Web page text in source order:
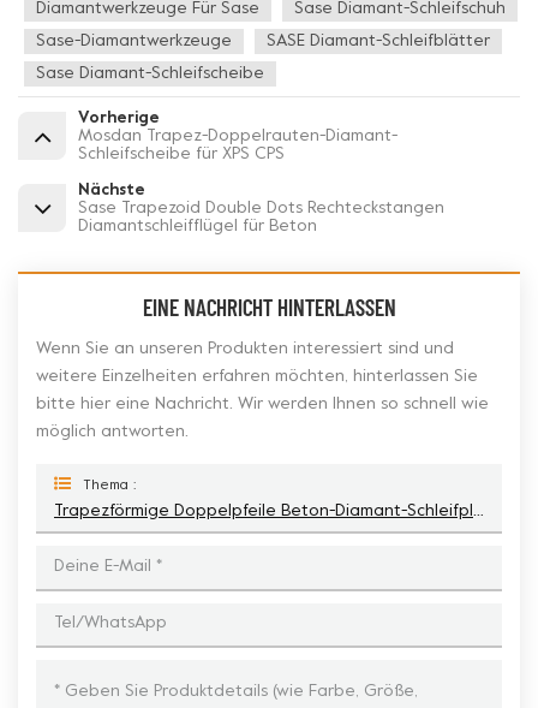
Diamantwerkzeuge Für Sase
Sase Diamant-Schleifschuh
Sase-Diamantwerkzeuge SASE Diamant-Schleifblätter
Sase Diamant-Schleifscheibe
Vorherige
Mosdan Trapez-Doppelrauten-Diamant-
Schleifscheibe für XPS CPS
Nächste
Sase Trapezoid Double Dots Rechteckstangen
Diamantschleifflügel für Beton
EINE NACHRICHT HINTERLASSEN
Wenn Sie an unseren Produkten interessiert sind und
weitere Einzelheiten erfahren möchten, hinterlassen Sie
bitte hier eine Nachricht. Wir werden Ihnen so schnell wie
möglich antworten.
Thema :
Trapezförmige Doppelpfeile Beton-Diamant-Schleifplatte Für SASE XPS CPS